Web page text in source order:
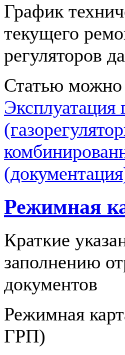
График
текущего
регуляторов
Статью можно
Эксплуатация
Режимная
Краткие
заполнению
документов
Режимная
ГРП)